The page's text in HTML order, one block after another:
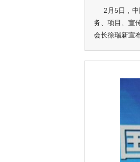
2月5日，
务、项目、宣
会长徐瑞新宣